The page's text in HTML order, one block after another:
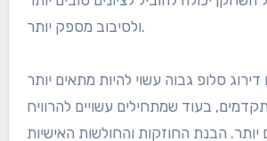
ביצועי השחקן
צריכים לקחת בחשבון את דירוג המסלול
על רמת האתגר בהתבסס על יכולת
בחירת מסלולים שמתאימים לרמת